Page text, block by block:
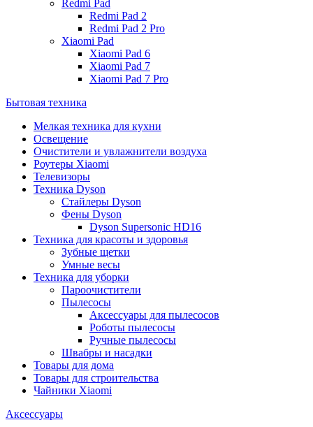
Redmi Pad
Redmi Pad 2
Redmi Pad 2 Pro
Xiaomi Pad
Xiaomi Pad 6
Xiaomi Pad 7
Xiaomi Pad 7 Pro
Бытовая техника
Мелкая техника для кухни
Освещение
Очистители и увлажнители воздуха
Роутеры Xiaomi
Телевизоры
Техника Dyson
Стайлеры Dyson
Фены Dyson
Dyson Supersonic HD16
Техника для красоты и здоровья
Зубные щетки
Умные весы
Техника для уборки
Пароочистители
Пылесосы
Аксессуары для пылесосов
Роботы пылесосы
Ручные пылесосы
Швабры и насадки
Товары для дома
Товары для строительства
Чайники Xiaomi
Аксессуары